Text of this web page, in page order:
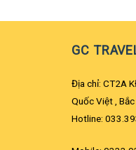
GC
Địa chỉ: CT2A
Quốc Việt ,
Hotline: